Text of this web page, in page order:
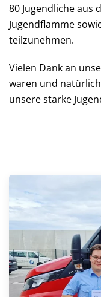
80 Jugendliche aus
Jugendflamme
teilzunehmen.
Vielen Dank an
waren und
unsere starke